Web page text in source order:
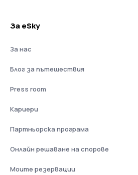
За eSky
За нас
Блог за пътешествия
Press room
Кариери
Партньорска програма
Онлайн решаване на спорове
Моите резервации